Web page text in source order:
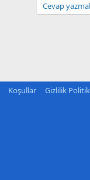
Cevap
Koşullar Gizlilik